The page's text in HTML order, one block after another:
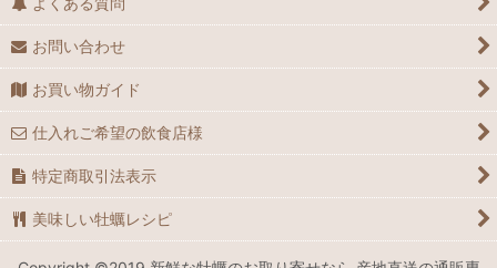
お問い合わせ
お買い物ガイド
仕入れご希望の飲食店様
特定商取引法表示
美味しい牡蠣レシピ